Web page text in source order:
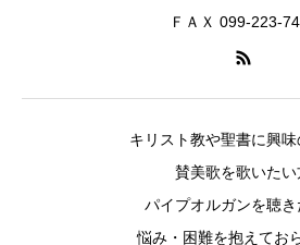
ＦＡＸ 099-223-
キリスト教や聖書に興
賛美歌を歌いたい
パイプオルガンを聴
悩み・困難を抱えてお